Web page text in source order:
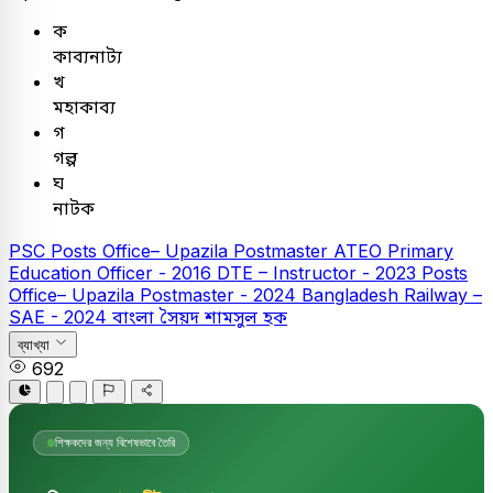
ক
কাব্যনাট্য
খ
মহাকাব্য
গ
গল্প
ঘ
নাটক
PSC Posts Office– Upazila Postmaster ATEO Primary
Education Officer - 2016 DTE – Instructor - 2023 Posts
Office– Upazila Postmaster - 2024 Bangladesh Railway –
SAE - 2024 বাংলা সৈয়দ শামসুল হক
ব্যাখ্যা
692
শিক্ষকদের জন্য বিশেষভাবে তৈরি